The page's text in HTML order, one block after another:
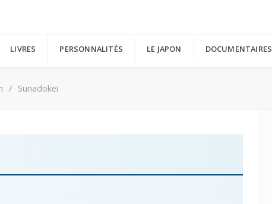
LIVRES PERSONNALITÉS LE JAPON DOCUMENTAIRES
Sunadokei